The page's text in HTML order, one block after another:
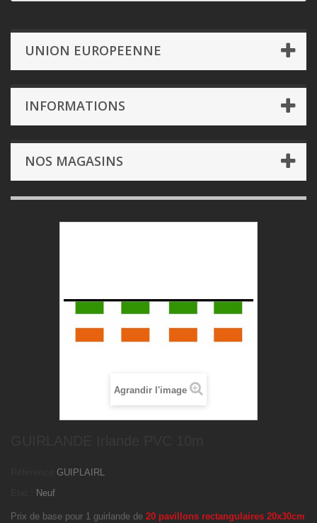
UNION EUROPEENNE
INFORMATIONS
NOS MAGASINS
Agrandir l'image
GUIPLAIRL
Neuf
Prix de base pour 1 guirlande de 20 pavillons rectangulaires 20x30cm